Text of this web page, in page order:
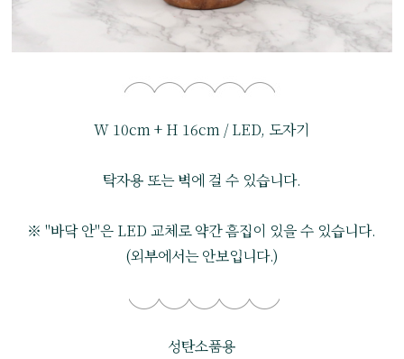
W 10cm + H 16cm / LED, 도자기
탁자용 또는 벽에 걸 수 있습니다.
※ "바닥 안"은 LED 교체로 약간 흠집이 있을 수 있습니다.
(외부에서는 안보입니다.)
성탄소품용